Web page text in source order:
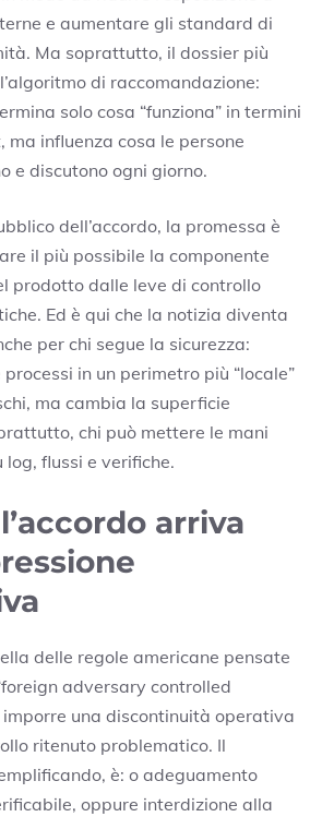
e aumentare gli standard di
Ma soprattutto, il dossier più
di raccomandazione:
solo cosa “funziona” in termini
ma influenza cosa le persone
e discutono ogni giorno.
dell’accordo, la promessa è
il più possibile la componente
prodotto dalle leve di controllo
Ed è qui che la notizia diventa
per chi segue la sicurezza:
in un perimetro più “locale”
ma cambia la superficie
chi può mettere le mani
log, flussi e verifiche.
arriva
delle regole americane pensate
adversary controlled
una discontinuità operativa
ritenuto problematico. Il
è: o adeguamento
oppure interdizione alla